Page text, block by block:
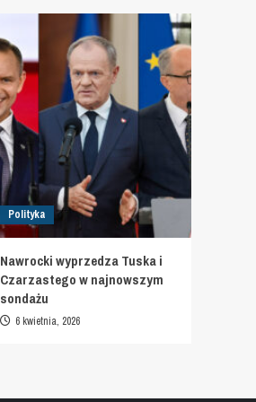
Polityka
Nawrocki wyprzedza Tuska i
Czarzastego w najnowszym
sondażu
6 kwietnia, 2026